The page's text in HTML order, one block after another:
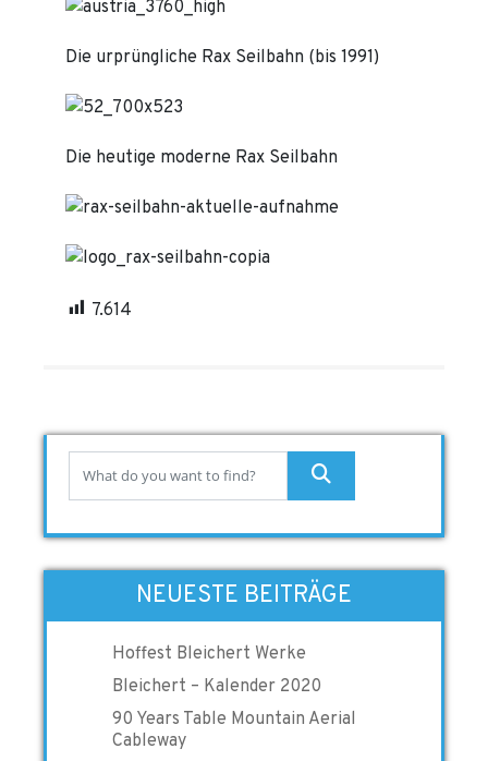
Die urprüngliche Rax Seilbahn (bis 1991)
Die heutige moderne Rax Seilbahn
7.614
NEUESTE BEITRÄGE
Hoffest Bleichert Werke
Bleichert – Kalender 2020
90 Years Table Mountain Aerial
Cableway